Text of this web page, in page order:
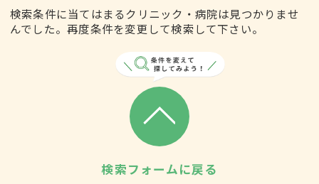
検索条件に当てはまるクリニック・病院は見つかりませ
んでした。再度条件を変更して検索して下さい。
検索フォームに戻る